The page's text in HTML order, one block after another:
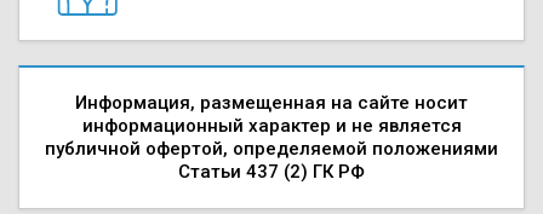
Информация, размещенная на сайте носит
информационный характер и не является
публичной офертой, определяемой положениями
Статьи 437 (2) ГК РФ